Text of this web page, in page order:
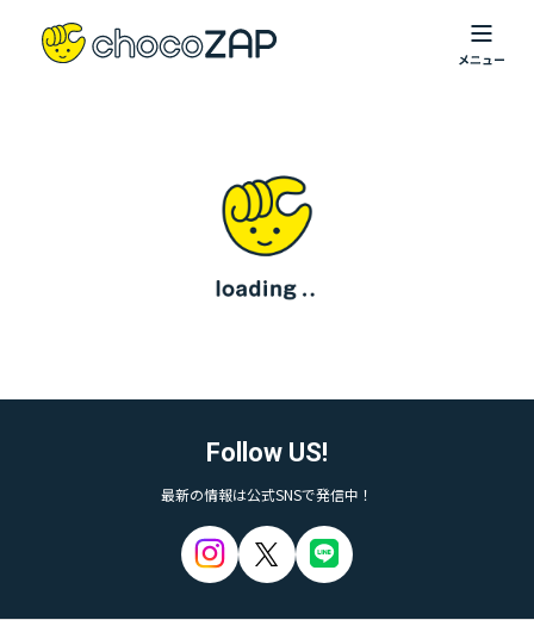
Follow US!
最新の情報は公式SNSで発信中！